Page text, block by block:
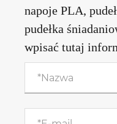
napoje PLA,
pudełka
wpisać tutaj